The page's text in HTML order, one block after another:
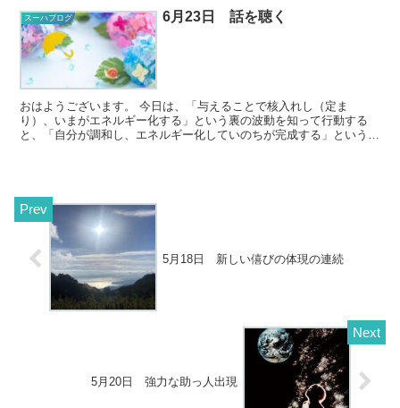
スーハブログ 6月23日 話を聴く
おはようございます。 今日は、「与えることで核入れし（定ま
り）、いまがエネルギー化する」という裏の波動を知って行動する
と、「自分が調和し、エネルギー化していのちが完成する」という表
5月18日 新しい僖びの体現の連続
5月20日 強力な助っ人出現